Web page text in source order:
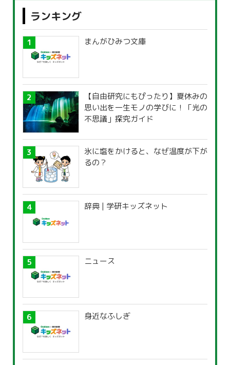
ランキング
まんがひみつ文庫
【自由研究にもぴったり】夏休みの
思い出を一生モノの学びに！「光の
不思議」探究ガイド
氷に塩をかけると、なぜ温度が下が
るの？
辞典 | 学研キッズネット
ニュース
身近なふしぎ